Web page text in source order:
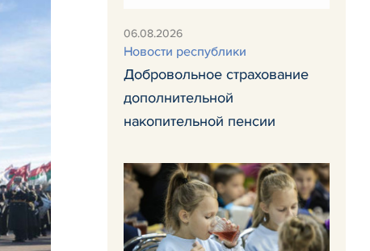
06.08.2026
Новости республики
Добровольное страхование
дополнительной
накопительной пенсии